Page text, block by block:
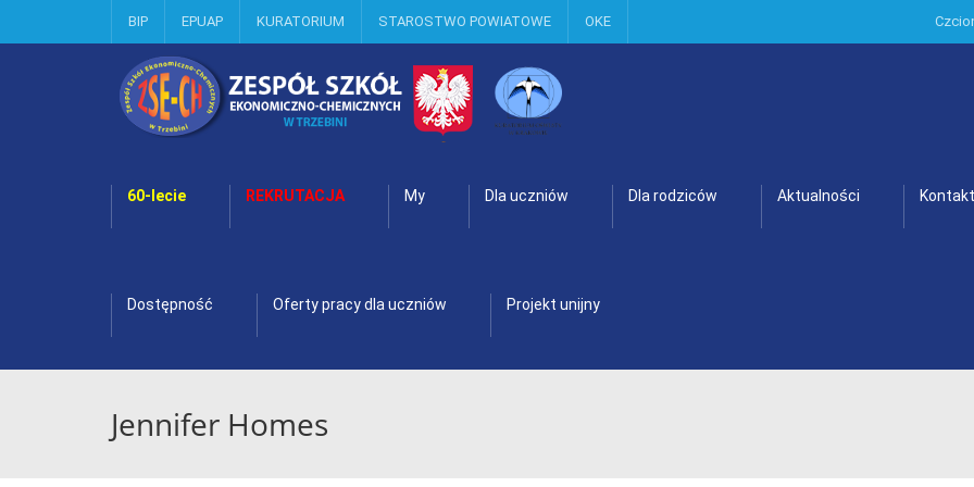
BIP EPUAP KURATORIUM STAROSTWO POWIATOWE OKE
60-lecie REKRUTACJA My Dla uczniów Dla rodziców Aktualności Kontakt
Dostępność Oferty pracy dla uczniów Projekt unijny
Jennifer Homes